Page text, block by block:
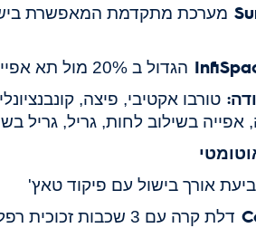
מערכת מתקדמת המאפשרת
הגדול ב 20% מול תא אפייה קלאסי
טורבו אקטיבי, פיצה,
בשילוב לחות, גריל, גריל
אורך בישול עם פיקוד טאץ'
דלת קרה עם 3 שכבות זכוכית רפלקטור